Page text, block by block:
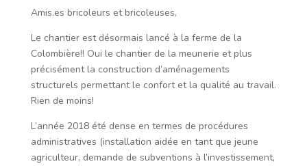
Amis.es bricoleurs et bricoleuses,
Le chantier est désormais lancé à la ferme de la
Colombière!! Oui le chantier de la meunerie et plus
précisément la construction d’aménagements
structurels permettant le confort et la qualité au travail.
Rien de moins!
L’année 2018 été dense en termes de procédures
administratives (installation aidée en tant que jeune
agriculteur, demande de subventions à l’investissement,